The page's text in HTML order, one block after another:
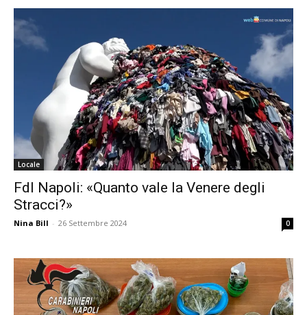
Locale
FdI Napoli: «Quanto vale la Venere degli
Stracci?»
Nina Bill - 26 Settembre 2024 0